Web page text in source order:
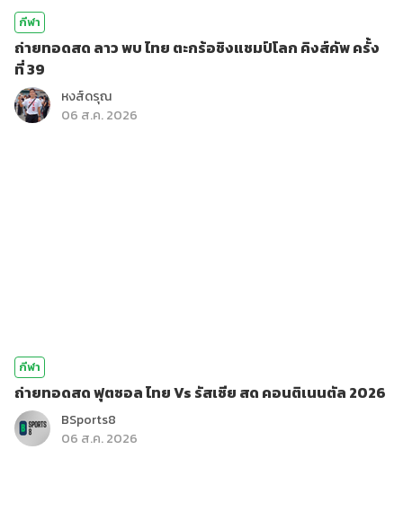
กีฬา
ถ่ายทอดสด ลาว พบ ไทย ตะกร้อชิงแชมป์โลก คิงส์คัพ ครั้ง
ที่ 39
หงส์ดรุณ
06 ส.ค. 2026
กีฬา
ถ่ายทอดสด ฟุตซอล ไทย Vs รัสเซีย สด คอนติเนนตัล 2026
BSports8
06 ส.ค. 2026